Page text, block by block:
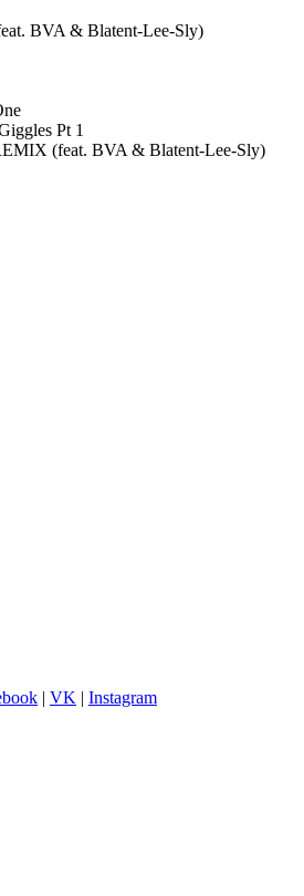
BVA & Blatent-Lee-Sly)
Pt 1
(feat. BVA & Blatent-Lee-Sly)
| VK | Instagram